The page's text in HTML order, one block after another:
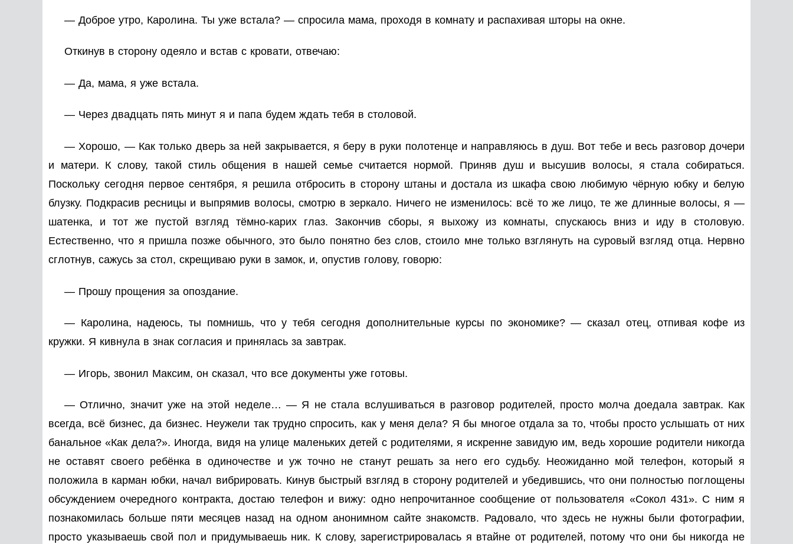
— Доброе утро, Каролина. Ты уже встала? — спросила мама, проходя в комнату и распахивая шторы на окне.
Откинув в сторону одеяло и встав с кровати, отвечаю:
— Да, мама, я уже встала.
— Через двадцать пять минут я и папа будем ждать тебя в столовой.
— Хорошо, — Как только дверь за ней закрывается, я беру в руки полотенце и направляюсь в душ. Вот тебе и весь разговор дочери
и матери. К слову, такой стиль общения в нашей семье считается нормой. Приняв душ и высушив волосы, я стала собираться.
Поскольку сегодня первое сентября, я решила отбросить в сторону штаны и достала из шкафа свою любимую чёрную юбку и белую
блузку. Подкрасив ресницы и выпрямив волосы, смотрю в зеркало. Ничего не изменилось: всё то же лицо, те же длинные волосы, я —
шатенка, и тот же пустой взгляд тёмно-карих глаз. Закончив сборы, я выхожу из комнаты, спускаюсь вниз и иду в столовую.
Естественно, что я пришла позже обычного, это было понятно без слов, стоило мне только взглянуть на суровый взгляд отца. Нервно
сглотнув, сажусь за стол, скрещиваю руки в замок, и, опустив голову, говорю:
— Прошу прощения за опоздание.
— Каролина, надеюсь, ты помнишь, что у тебя сегодня дополнительные курсы по экономике? — сказал отец, отпивая кофе из
кружки. Я кивнула в знак согласия и принялась за завтрак.
— Игорь, звонил Максим, он сказал, что все документы уже готовы.
— Отлично, значит уже на этой неделе… — Я не стала вслушиваться в разговор родителей, просто молча доедала завтрак. Как
всегда, всё бизнес, да бизнес. Неужели так трудно спросить, как у меня дела? Я бы многое отдала за то, чтобы просто услышать от них
банальное «Как дела?». Иногда, видя на улице маленьких детей с родителями, я искренне завидую им, ведь хорошие родители никогда
не оставят своего ребёнка в одиночестве и уж точно не станут решать за него его судьбу. Неожиданно мой телефон, который я
положила в карман юбки, начал вибрировать. Кинув быстрый взгляд в сторону родителей и убедившись, что они полностью поглощены
обсуждением очередного контракта, достаю телефон и вижу: одно непрочитанное сообщение от пользователя «Сокол 431». С ним я
познакомилась больше пяти месяцев назад на одном анонимном сайте знакомств. Радовало, что здесь не нужны были фотографии,
просто указываешь свой пол и придумываешь ник. К слову, зарегистрировалась я втайне от родителей, потому что они бы никогда не